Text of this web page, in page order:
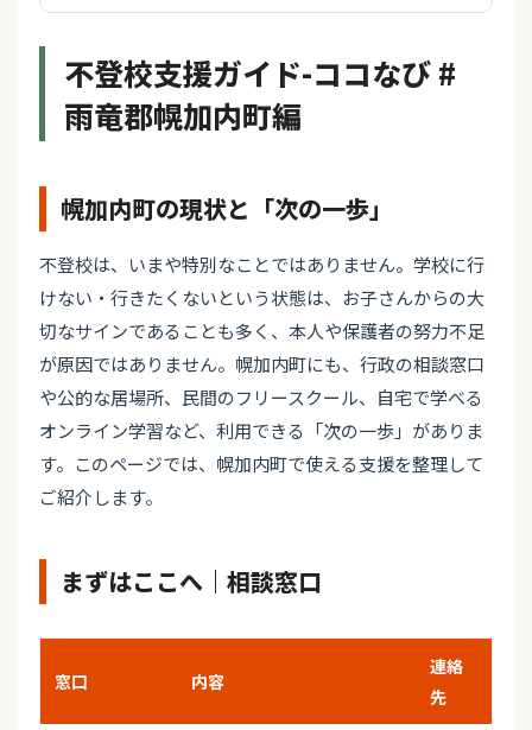
不登校支援ガイド-ココなび #
雨竜郡幌加内町編
幌加内町の現状と「次の一歩」
不登校は、いまや特別なことではありません。学校に行
けない・行きたくないという状態は、お子さんからの大
切なサインであることも多く、本人や保護者の努力不足
が原因ではありません。幌加内町にも、行政の相談窓口
や公的な居場所、民間のフリースクール、自宅で学べる
オンライン学習など、利用できる「次の一歩」がありま
す。このページでは、幌加内町で使える支援を整理して
ご紹介します。
まずはここへ｜相談窓口
窓口 内容
連絡
先